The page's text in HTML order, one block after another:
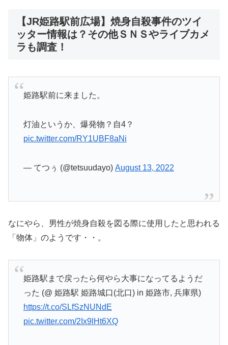
【JR姫路駅前広場】焼身自殺事件のツイ
ッター情報は？その他ＳＮＳやライブカメ
ラも調査！
姫路駅前に来ました。
灯油というか、爆発物？自4？
pic.twitter.com/RY1UBF8aNi
— てつぅ (@tetsuudayo) August 13, 2022
なにやら、男性が焼身自殺を図る際に使用したと思われる
「物体」のようです・・。
姫路駅まで戻ったら何やら大事になってるようだ
った (@ 姫路駅 姫路城口(北口) in 姫路市, 兵庫県)
https://t.co/SLfSzNUNdE
pic.twitter.com/2Ix9lHt6XQ